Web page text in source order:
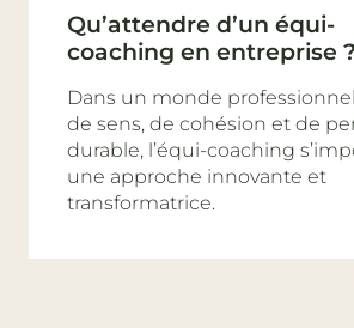
Qu’attendre d’un équi-
coaching en entreprise ?
Dans un monde
de sens, de cohésion et de
durable, l’équi-coaching
une approche innovante et
transformatrice.